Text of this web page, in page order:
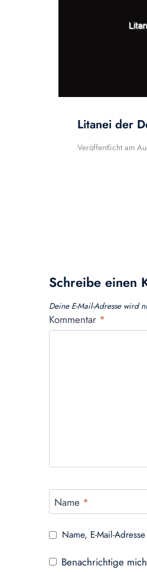
Litanei der
Veröffentlicht am
Schreibe einen
Deine E-Mail-Adresse wird
Kommentar *
Name *
Name, E-Mail-
Benachrichtige